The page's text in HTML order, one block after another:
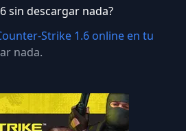
sin descargar nada?
Strike 1.6 online en tu
nada.